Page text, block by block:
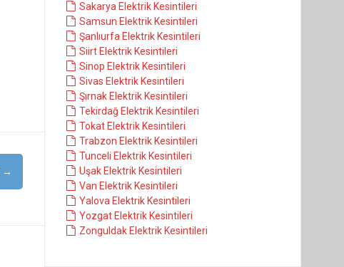
→
Sakarya Elektrik Kesintileri
Samsun Elektrik Kesintileri
Şanlıurfa Elektrik Kesintileri
Siirt Elektrik Kesintileri
Sinop Elektrik Kesintileri
Sivas Elektrik Kesintileri
Şırnak Elektrik Kesintileri
Tekirdağ Elektrik Kesintileri
Tokat Elektrik Kesintileri
Trabzon Elektrik Kesintileri
Tunceli Elektrik Kesintileri
Uşak Elektrik Kesintileri
Van Elektrik Kesintileri
Yalova Elektrik Kesintileri
Yozgat Elektrik Kesintileri
Zonguldak Elektrik Kesintileri